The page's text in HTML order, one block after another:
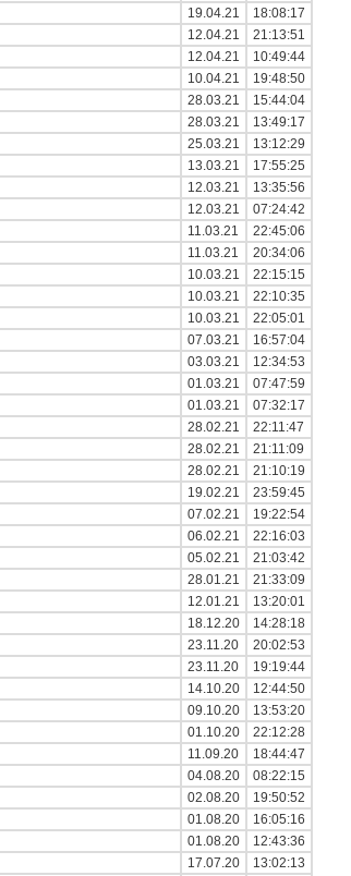
19.04.21
18:08:17
12.04.21
21:13:51
12.04.21
10:49:44
10.04.21
19:48:50
28.03.21
15:44:04
28.03.21
13:49:17
25.03.21
13:12:29
13.03.21
17:55:25
12.03.21
13:35:56
12.03.21
07:24:42
11.03.21
22:45:06
11.03.21
20:34:06
10.03.21
22:15:15
10.03.21
22:10:35
10.03.21
22:05:01
07.03.21
16:57:04
03.03.21
12:34:53
01.03.21
07:47:59
01.03.21
07:32:17
28.02.21
22:11:47
28.02.21
21:11:09
28.02.21
21:10:19
19.02.21
23:59:45
07.02.21
19:22:54
06.02.21
22:16:03
05.02.21
21:03:42
28.01.21
21:33:09
12.01.21
13:20:01
18.12.20
14:28:18
23.11.20
20:02:53
23.11.20
19:19:44
14.10.20
12:44:50
09.10.20
13:53:20
01.10.20
22:12:28
11.09.20
18:44:47
04.08.20
08:22:15
02.08.20
19:50:52
01.08.20
16:05:16
01.08.20
12:43:36
17.07.20
13:02:13